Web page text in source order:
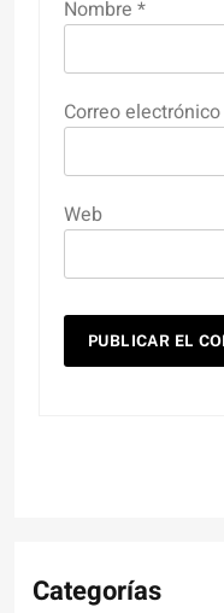
Nombre *
Correo electrónico
Web
Categorías